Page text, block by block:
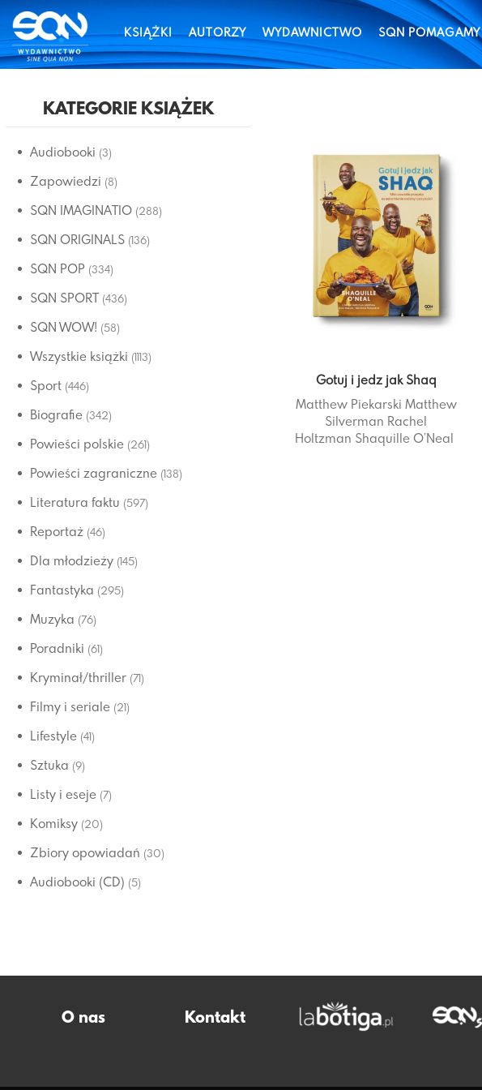
KSIĄŻKI AUTORZY WYDAWNICTWO SQN POMAGAMY
KATEGORIE KSIĄŻEK
Audiobooki (3)
Zapowiedzi (8)
SQN IMAGINATIO (288)
SQN ORIGINALS (136)
SQN POP (334)
SQN SPORT (436)
SQN WOW! (58)
Wszystkie książki (1113)
Sport (446)
Biografie (342)
Powieści polskie (261)
Powieści zagraniczne (138)
Literatura faktu (597)
Reportaż (46)
Dla młodzieży (145)
Fantastyka (295)
Muzyka (76)
Poradniki (61)
Kryminał/thriller (71)
Filmy i seriale (21)
Lifestyle (41)
Sztuka (9)
Listy i eseje (7)
Komiksy (20)
Zbiory opowiadań (30)
Audiobooki (CD) (5)
Gotuj i jedz jak Shaq
Matthew Piekarski Matthew
Silverman Rachel
Holtzman Shaquille O’Neal
O nas Kontakt